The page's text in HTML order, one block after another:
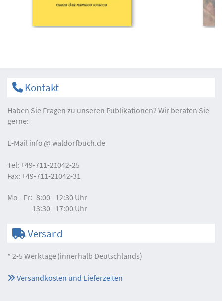
Kontakt
Haben Sie Fragen zu unseren Publikationen? Wir beraten Sie
gerne:
E-Mail info waldorfbuch.de
Tel: +49-711-21042-25
Fax: +49-711-21042-31
Mo - Fr: 8:00 - 12:30 Uhr
13:30 - 17:00 Uhr
Versand
* 2-5 Werktage (innerhalb Deutschlands)
Versandkosten und Lieferzeiten